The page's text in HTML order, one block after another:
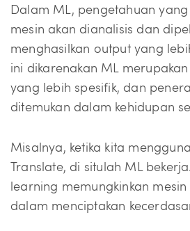
Dalam ML, pengetahuan
mesin akan dianalisis dan
menghasilkan output yang
ini dikarenakan ML
yang lebih spesifik, dan
ditemukan dalam kehidupan
Misalnya, ketika kita
Translate, di situlah ML
learning memungkinkan
dalam menciptakan